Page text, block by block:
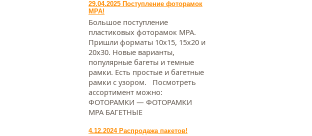
29.04.2025 Поступление фоторамок
МРА!
Большое поступление
пластиковых фоторамок МРА.
Пришли форматы 10х15, 15х20 и
20х30. Новые варианты,
популярные багеты и темные
рамки. Есть простые и багетные
рамки с узором. Посмотреть
ассортимент можно:
ФОТОРАМКИ — ФОТОРАМКИ
МРА БАГЕТНЫЕ
4.12.2024 Распродажа пакетов!